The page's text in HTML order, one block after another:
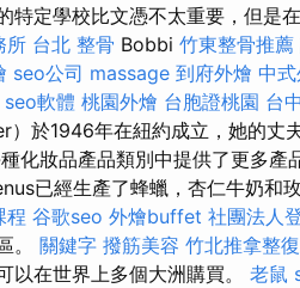
特定學校比文憑不太重要，但是
所 台北 整骨 Bobbi 竹東整骨推薦
seo公司 massage 到府外燴 中
seo軟體 桃園外燴 台胞證桃園 台
）於1946年在紐約成立，她的丈
化妝品產品類別中提供了更多產
已經生產了蜂蠟，杏仁牛奶和
程 谷歌seo 外燴buffet 社團法人
。 關鍵字 撥筋美容 竹北推拿整復
以在世界上多個大洲購買。 老鼠